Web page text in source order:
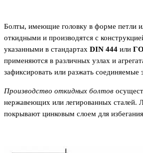
Болты, имеющие головку в форме петли
откидными и производятся с
указанными в стандартах DIN 444 или
применяются в различных узлах и
зафиксировать или разжать соединяемые
Производство откидных болтов
нержавеющих или легированных сталей.
покрывают цинковым слоем для